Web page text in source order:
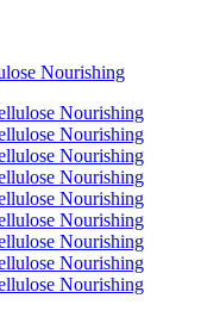
Nourishing